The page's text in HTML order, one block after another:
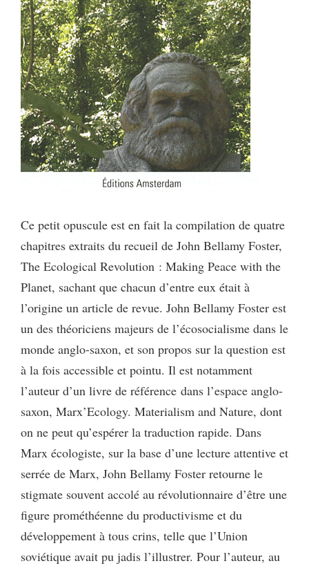
Ce petit opuscule est en fait la compilation de quatre
chapitres extraits du recueil de John Bellamy Foster,
The Ecological Revolution : Making Peace with the
Planet, sachant que chacun d’entre eux était à
l’origine un article de revue. John Bellamy Foster est
un des théoriciens majeurs de l’écosocialisme dans le
monde anglo-saxon, et son propos sur la question est
à la fois accessible et pointu. Il est notamment
l’auteur d’un livre de référence dans l’espace anglo-
saxon, Marx’Ecology. Materialism and Nature, dont
on ne peut qu’espérer la traduction rapide. Dans
Marx écologiste, sur la base d’une lecture attentive et
serrée de Marx, John Bellamy Foster retourne le
stigmate souvent accolé au révolutionnaire d’être une
figure prométhéenne du productivisme et du
développement à tous crins, telle que l’Union
soviétique avait pu jadis l’illustrer. Pour l’auteur, au